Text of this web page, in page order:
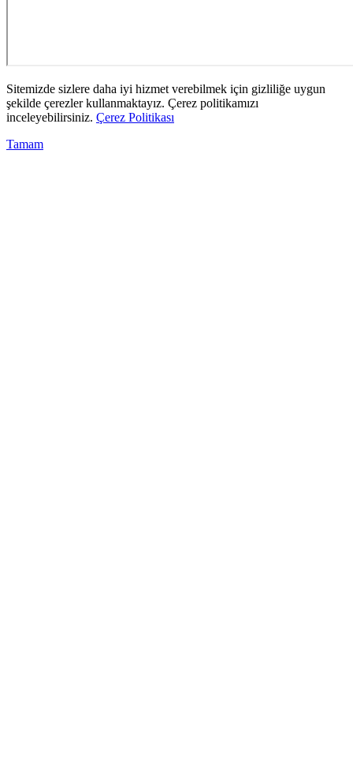
Sitemizde sizlere daha iyi hizmet verebilmek için gizliliğe uygun
şekilde çerezler kullanmaktayız. Çerez politikamızı
inceleyebilirsiniz. Çerez Politikası
Tamam